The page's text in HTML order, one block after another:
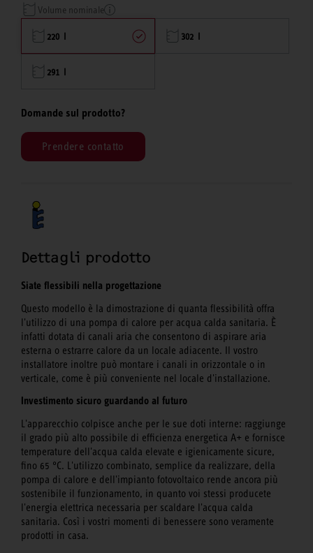
Volume nominale
220 l 302 l
291 l
Domande sul prodotto?
Prendere contatto
Dettagli prodotto
Siate flessibili nella progettazione
Questo modello è la dimostrazione di quanta flessibilità offra
l'utilizzo di una pompa di calore per acqua calda sanitaria. È
infatti dotata di canali aria che consentono di aspirare aria
esterna o estrarre calore da un locale adiacente. Il vostro
installatore inoltre può montare i canali in orizzontale o in
verticale, come è più conveniente nel locale d'installazione.
Investimento sicuro guardando al futuro
L'apparecchio colpisce anche per le sue doti interne: raggiunge
il grado più alto possibile di efficienza energetica A+ e fornisce
temperature dell'acqua calda elevate e igienicamente sicure,
fino 65 °C. L'utilizzo combinato, semplice da realizzare, della
pompa di calore e dell'impianto fotovoltaico rende ancora più
sostenibile il funzionamento, in quanto voi stessi producete
l'energia elettrica necessaria per scaldare l'acqua calda
sanitaria. Così i vostri momenti di benessere sono veramente
prodotti in casa.